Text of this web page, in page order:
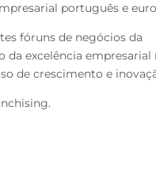
português e
fóruns de negócios da
da excelência empresarial
de crescimento e